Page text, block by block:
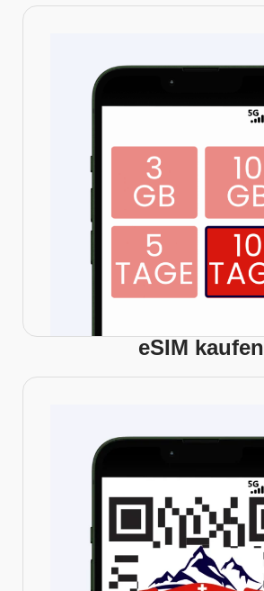
eSIM kaufen